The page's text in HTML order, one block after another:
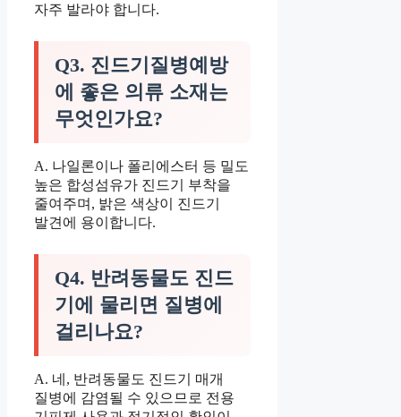
자주 발라야 합니다.
Q3. 진드기질병예방
에 좋은 의류 소재는
무엇인가요?
A. 나일론이나 폴리에스터 등 밀도
높은 합성섬유가 진드기 부착을
줄여주며, 밝은 색상이 진드기
발견에 용이합니다.
Q4. 반려동물도 진드
기에 물리면 질병에
걸리나요?
A. 네, 반려동물도 진드기 매개
질병에 감염될 수 있으므로 전용